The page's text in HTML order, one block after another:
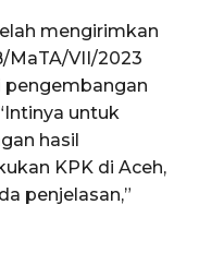
mengirimkan
MaTA/VII/2023
pengembangan
untuk
hasil
KPK di Aceh,
penjelasan,”